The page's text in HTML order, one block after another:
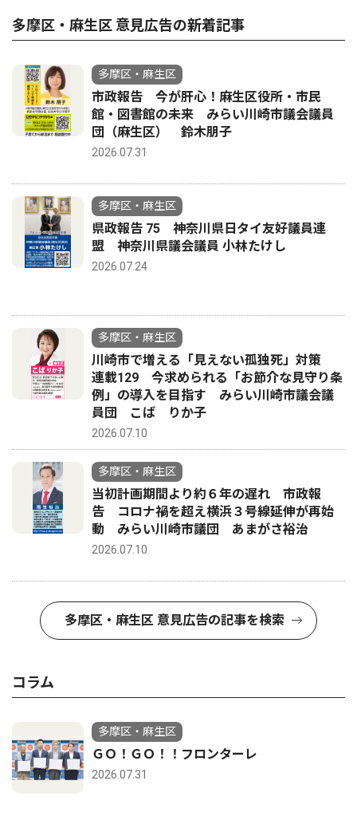
多摩区・麻生区 意見広告の新着記事
多摩区・麻生区
市政報告 今が肝心！麻生区役所・市民
館・図書館の未来 みらい川崎市議会議員
団（麻生区） 鈴木朋子
2026.07.31
多摩区・麻生区
県政報告 75 神奈川県日タイ友好議員連
盟 神奈川県議会議員 小林たけし
2026.07.24
多摩区・麻生区
川崎市で増える「見えない孤独死」対策
連載129 今求められる「お節介な見守り条
例」の導入を目指す みらい川崎市議会議
員団 こば りか子
2026.07.10
多摩区・麻生区
当初計画期間より約６年の遅れ 市政報
告 コロナ禍を超え横浜３号線延伸が再始
動 みらい川崎市議団 あまがさ裕治
2026.07.10
多摩区・麻生区 意見広告の記事を検索
コラム
多摩区・麻生区
ＧＯ！ＧＯ！！フロンターレ
2026.07.31